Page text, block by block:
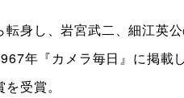
転身し、岩宮武二、細江英
年『カメラ毎日』に掲載
受賞。